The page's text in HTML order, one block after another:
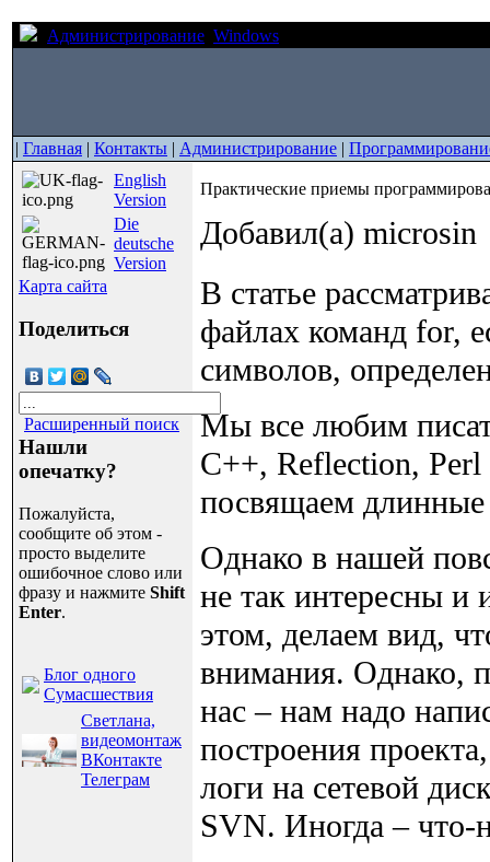
Администрирование Windows
| Главная | Контакты | Администрирование |
English
Version
Die
deutsche
Version
Карта сайта
Поделиться
Расширенный поиск
Нашли
опечатку?
Пожалуйста,
сообщите об этом -
просто выделите
ошибочное слово или
фразу и нажмите Shift
Enter.
Блог одного
Сумасшествия
Светлана,
видеомонтаж
ВКонтакте
Телеграм
Практические приемы
Добавил(а) microsin
В статье
файлах команд for,
символов,
Мы все любим
C++, Reflection,
посвящаем
Однако в нашей
не так интересны и
этом, делаем вид,
внимания. Однако,
нас – нам надо
построения
логи на сетевой
SVN. Иногда – что-